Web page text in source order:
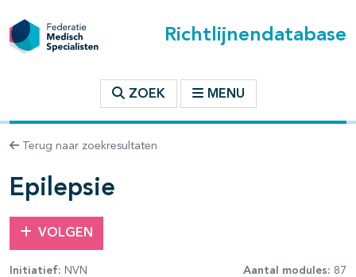
Richtlijnendatabase
ZOEK MENU
Terug naar zoekresultaten
Epilepsie
VOLGEN
Initiatief: NVN Aantal modules: 87
binnen deze richtlijn